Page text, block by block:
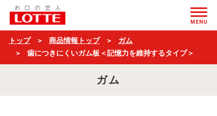
歯
に
つ
に
い
MENU
トップ 商品情報トップ
ガム
歯につきにくいガム板＜記憶力を維持するタイプ＞
ガム